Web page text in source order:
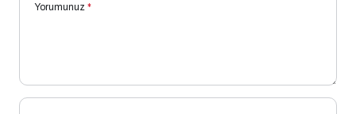
Yorumunuz *